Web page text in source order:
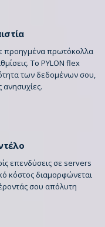
προηγμένα πρωτόκολλα
Το PYLON flex
των δεδομένων σου,
ανησυχίες.
επενδύσεις σε servers
κόστος διαμορφώνεται
σου απόλυτη